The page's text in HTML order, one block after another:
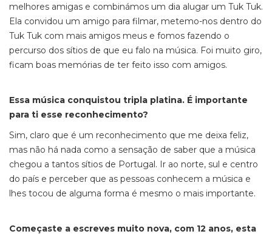
melhores amigas e combinámos um dia alugar um Tuk Tuk.
Ela convidou um amigo para filmar, metemo-nos dentro do
Tuk Tuk com mais amigos meus e fomos fazendo o
percurso dos sítios de que eu falo na música. Foi muito giro,
ficam boas memórias de ter feito isso com amigos.
Essa música conquistou tripla platina. É importante
para ti esse reconhecimento?
Sim, claro que é um reconhecimento que me deixa feliz,
mas não há nada como a sensação de saber que a música
chegou a tantos sítios de Portugal. Ir ao norte, sul e centro
do país e perceber que as pessoas conhecem a música e
lhes tocou de alguma forma é mesmo o mais importante.
Começaste a escreves muito nova, com 12 anos, esta